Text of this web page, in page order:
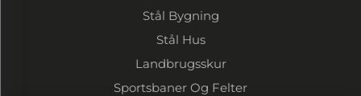
Stål Bygning
Stål Hus
Landbrugsskur
Sportsbaner Og Felter